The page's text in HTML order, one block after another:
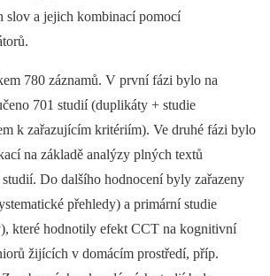
a jejich kombinací pomocí
780 záznamů. V první fázi bylo na
701 studií (duplikáty + studie
k zařazujícím kritériím). Ve druhé fázi bylo
na základě analýzy plných textů
Do dalšího hodnocení byly zařazeny
přehledy) a primární studie
které hodnotily efekt CCT na kognitivní
žijících v domácím prostředí, příp.